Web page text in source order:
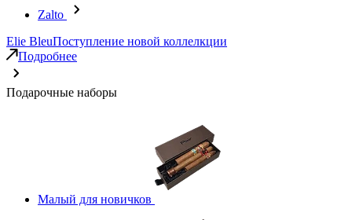
Zalto
Elie BleuПоступление новой коллелкции
Подробнее
Подарочные наборы
Малый для новичков